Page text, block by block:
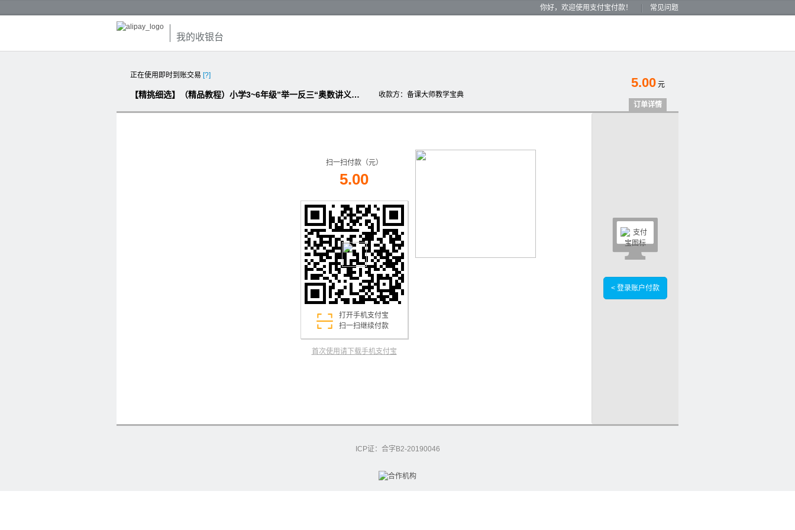
常见问题
你好，欢迎使用支付宝付款！
我的收银台
正在使用即时到账交易 [?]
【精挑细选】（精品教程）小学3~6年级”举一反三“奥数讲义（纯Word版，含答案） 收款方：备课大师教学宝典
5.00 元
订单详情
扫一扫付款（元）
5.00
打开手机支付宝
扫一扫继续付款
首次使用请下载手机支付宝

< 登录账户付款
ICP证：合字B2-20190046